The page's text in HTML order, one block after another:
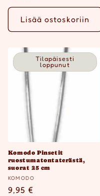
Lisää ostoskoriin
Tilapäisesti
loppunut
Komodo Pinsetit
ruostumatontaterästä,
suorat 25 cm
Myyjä:
KOMODO
Normaalihinta
9,95 €